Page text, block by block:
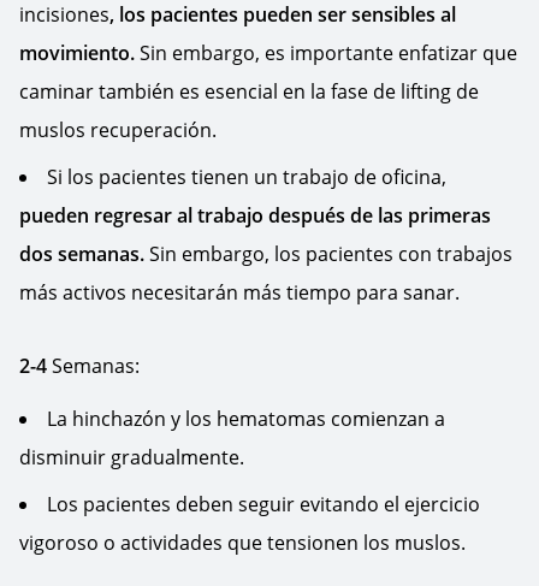
incisiones, los pacientes pueden ser sensibles al
movimiento.Sin embargo, es importante enfatizar que
caminar también es esencial en la fase de lifting de
muslos recuperación.
Si los pacientes tienen un trabajo de oficina,
pueden regresar al trabajo después de las primeras
dos semanas.Sin embargo, los pacientes con trabajos
más activos necesitarán más tiempo para sanar.
2-4Semanas:
La hinchazón y los hematomas comienzan a
disminuir gradualmente.
Los pacientes deben seguir evitando el ejercicio
vigoroso o actividades que tensionen los muslos.